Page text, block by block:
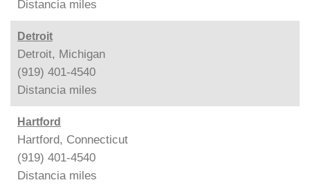
Distancia miles
Detroit
Detroit, Michigan
(919) 401-4540
Distancia miles
Hartford
Hartford, Connecticut
(919) 401-4540
Distancia miles